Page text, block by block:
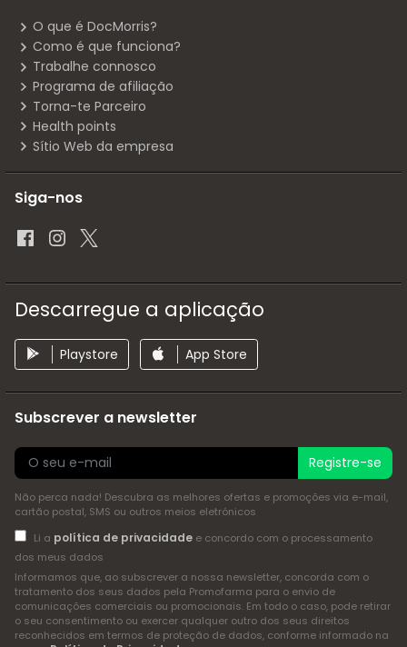
O que é DocMorris?
Como é que funciona?
Trabalhe connosco
Programa de afiliação
Torna-te Parceiro
Health points
Sítio Web da empresa
Siga-nos
Descarregue a aplicação
Playstore App Store
Subscrever a newsletter
Registre-se
Não perca nada! Descubra as melhores ofertas e promoções via e-mail,
cartão postal, SMS ou outros meios eletrónicos
Li a política de privacidadee concordo com o processamento
dos meus dados
Informamos que, ao subscrever a nossa newsletter, concorda com o
tratamento dos seus dados pela Promofarma para o envio de
comunicações comerciais ou promocionais. Em todo o caso, pode retirar
o seu consentimento ou exercer qualquer outro dos seus direitos
reconhecidos em termos de proteção de dados, conforme informado na